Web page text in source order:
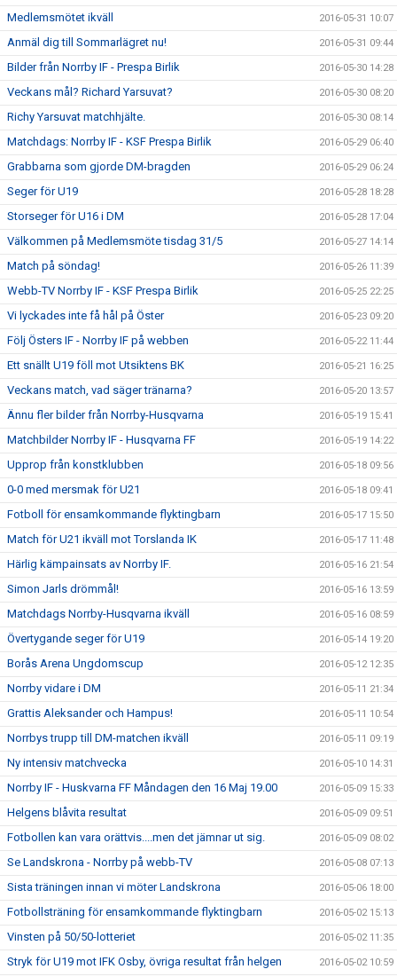
Medlemsmötet ikväll 2016-05-31 10:07
Anmäl dig till Sommarlägret nu! 2016-05-31 09:44
Bilder från Norrby IF - Prespa Birlik 2016-05-30 14:28
Veckans mål? Richard Yarsuvat? 2016-05-30 08:20
Richy Yarsuvat matchhjälte. 2016-05-30 08:14
Matchdags: Norrby IF - KSF Prespa Birlik 2016-05-29 06:40
Grabbarna som gjorde DM-bragden 2016-05-29 06:24
Seger för U19 2016-05-28 18:28
Storseger för U16 i DM 2016-05-28 17:04
Välkommen på Medlemsmöte tisdag 31/5 2016-05-27 14:14
Match på söndag! 2016-05-26 11:39
Webb-TV Norrby IF - KSF Prespa Birlik 2016-05-25 22:25
Vi lyckades inte få hål på Öster 2016-05-23 09:20
Följ Östers IF - Norrby IF på webben 2016-05-22 11:44
Ett snällt U19 föll mot Utsiktens BK 2016-05-21 16:25
Veckans match, vad säger tränarna? 2016-05-20 13:57
Ännu fler bilder från Norrby-Husqvarna 2016-05-19 15:41
Matchbilder Norrby IF - Husqvarna FF 2016-05-19 14:22
Upprop från konstklubben 2016-05-18 09:56
0-0 med mersmak för U21 2016-05-18 09:41
Fotboll för ensamkommande flyktingbarn 2016-05-17 15:50
Match för U21 ikväll mot Torslanda IK 2016-05-17 11:48
Härlig kämpainsats av Norrby IF. 2016-05-16 21:54
Simon Jarls drömmål! 2016-05-16 13:59
Matchdags Norrby-Husqvarna ikväll 2016-05-16 08:59
Övertygande seger för U19 2016-05-14 19:20
Borås Arena Ungdomscup 2016-05-12 12:35
Norrby vidare i DM 2016-05-11 21:34
Grattis Aleksander och Hampus! 2016-05-11 10:54
Norrbys trupp till DM-matchen ikväll 2016-05-11 09:19
Ny intensiv matchvecka 2016-05-10 14:31
Norrby IF - Huskvarna FF Måndagen den 16 Maj 19.00 2016-05-09 15:33
Helgens blåvita resultat 2016-05-09 09:51
Fotbollen kan vara orättvis....men det jämnar ut sig. 2016-05-09 08:02
Se Landskrona - Norrby på webb-TV 2016-05-08 07:13
Sista träningen innan vi möter Landskrona 2016-05-06 18:00
Fotbollsträning för ensamkommande flyktingbarn 2016-05-02 15:13
Vinsten på 50/50-lotteriet 2016-05-02 11:35
Stryk för U19 mot IFK Osby, övriga resultat från helgen 2016-05-02 10:59